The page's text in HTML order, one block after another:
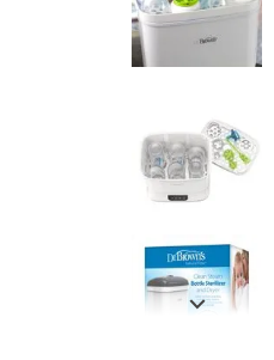
lácteos y refrigerados
vinos y licores
mascotas